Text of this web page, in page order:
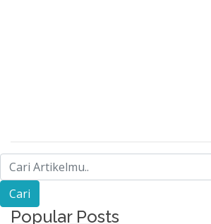
Popular Posts